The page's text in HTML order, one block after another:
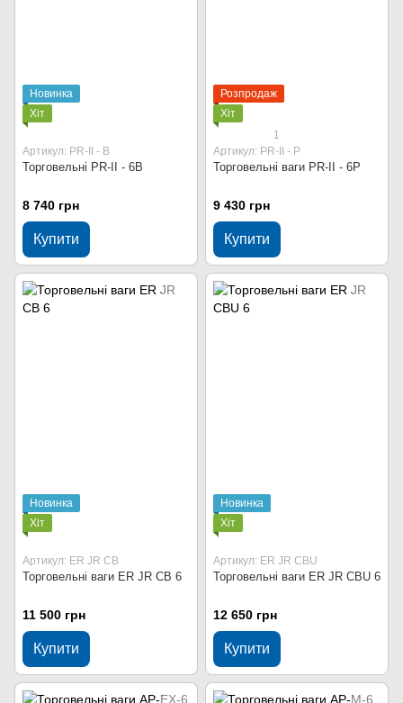
Новинка
Хіт
Артикул: PR-II - В
Торговельні PR-II - 6В
8 740 грн
Купити
Розпродаж
Хіт
1
Артикул: PR-II - P
Торговельні ваги PR-II - 6P
9 430 грн
Купити
Новинка
Хіт
Артикул: ER JR CB
Торговельні ваги ER JR CB 6
11 500 грн
Купити
Новинка
Хіт
Артикул: ER JR CBU
Торговельні ваги ER JR CBU 6
12 650 грн
Купити